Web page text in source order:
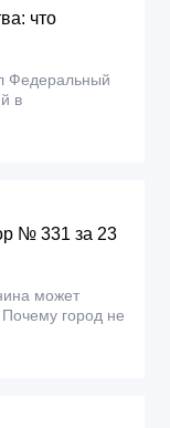
что
Федеральный
в
№ 331 за 23
может
город не